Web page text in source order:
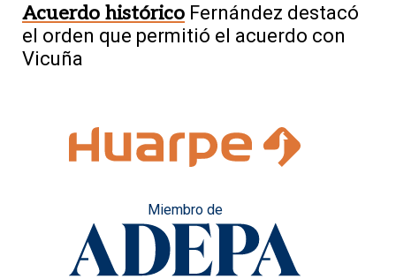
Acuerdo histórico Fernández destacó
el orden que permitió el acuerdo con
Vicuña
Miembro de